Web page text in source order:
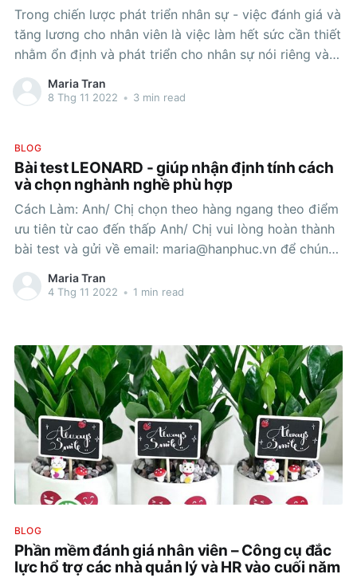
Trong chiến lược phát triển nhân sự - việc đánh giá và
tăng lương cho nhân viên là việc làm hết sức cần thiết
nhằm ổn định và phát triển cho nhân sự nói riêng và
doanh nghiệp nói chung Nhiều nhà quản lý nói chung
và các HR nói riêng
Maria Tran
8 Thg 11 2022 • 3 min read
BLOG
Bài test LEONARD - giúp nhận định tính cách
và chọn nghành nghề phù hợp
Cách Làm: Anh/ Chị chọn theo hàng ngang theo điểm
ưu tiên từ cao đến thấp Anh/ Chị vui lòng hoàn thành
bài test và gửi về email: maria@hanphuc.vn để chúng
tôi gửi kết quả phân tích đến Anh/ Chị Maria - Tran
Thi Quy - Business Development Manager Han
Maria Tran
4 Thg 11 2022 • 1 min read
BLOG
Phần mềm đánh giá nhân viên – Công cụ đắc
lực hổ trợ các nhà quản lý và HR vào cuối năm